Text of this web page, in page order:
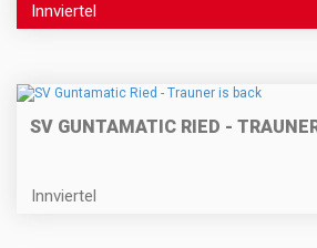
Innviertel
SV GUNTAMATIC RIED -
Innviertel